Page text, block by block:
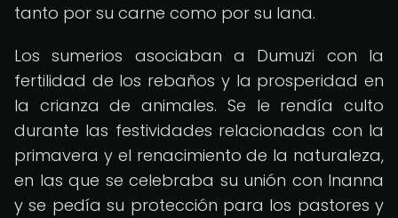
tanto por su carne como por su lana.
Los sumerios asociaban a Dumuzi con la
fertilidad de los rebaños y la prosperidad en
la crianza de animales. Se le rendía culto
durante las festividades relacionadas con la
primavera y el renacimiento de la naturaleza,
en las que se celebraba su unión con Inanna
y se pedía su protección para los pastores y